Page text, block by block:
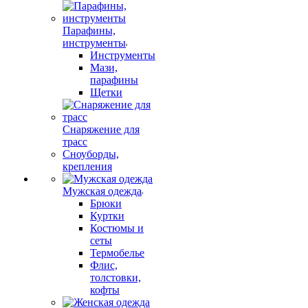
Парафины,
инструменты
Инструменты
Мази,
парафины
Щетки
Снаряжение для
трасс
Сноуборды,
крепления
Мужская одежда
Брюки
Куртки
Костюмы и
сеты
Термобелье
Флис,
толстовки,
кофты